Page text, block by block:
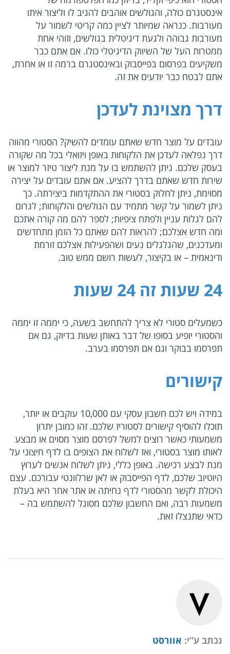
אינסטגרם כולה, והגולשים אוהבים להגיב לו וליצור איתו
מעורבות. כנראה שמיותר לציין כמה קריטי לשמור על
מעורבות גבוהה ולגעת דיגיטלית בגולשים, וזוהי אחת
ממטרות העל של השיווק הדיגיטלי כולו. אם אתם כבר
משקיעים בפרסום בפייסבוק ובאינסטגרם ברמה זו או אחרת,
אתם לבטח כבר יודעים את זה.
דרך מצוינת לעדכן
עובדים על מוצר חדש שאתם עומדים להשיק? הסטורי מהווה
דרך נפלאה לעדכן את הלקוחות באופן ויזואלי בכל מה שקורה
בעסק שלכם. ניתן להשתמש בו על מנת ליצור טיזר למוצר או
שירות חדש שאתם בדרך להציע. אם אתם עובדים על יצירה
מסוימת, ניתן לחלוק בסטורי את ההתקדמות ביצירתה. כך
ניתן לשמור על קשר מתמיד עם הגולשים והלקוחות; לגרום
להם לגלות עניין ולפתח ציפיות; לספר להם מה קורה אתכם
ומה חדש אצלכם; להראות להם שאתם כל הזמן מתחדשים
ומעדכנים, שהגלגלים נעים ושהפעילות אצלכם זורמת
ודינאמית – או בקיצור, לעשות רושם ממש טוב.
24 שעות זה 24 שעות
כשמעלים סטורי לא צריך להתחשב בשעה, כי יממה זו יממה
והסטורי יופיע בסופו של דבר באותן שעות בדיוק, גם אם
תפרסמו בבוקר וגם אם תפרסמו בערב.
קישורים
במידה ויש לכם חשבון עסקי עם 10,000 עוקבים או יותר,
תוכלו להוסיף קישורים לסטוריז שלכם. זהו כמובן יתרון
משמעותי כאשר רוצים למשל לפרסם מוצר מסוים או מבצע
לאותו מוצר בסטורי, ואז לשלוח את הצופים בו לדף חיצוני על
מנת לבצע רכישה. באופן כללי, ניתן לשלוח אנשים לערוץ
היוטיוב שלכם, לדף הפייסבוק או לאן שרלוונטי עבורכם. עצם
היכולת לקשר מהסטורי לדף נחיתה או אתר אחר היא בעלת
משמעות רבה, ואם החשבון שלכם מסוגל להשתמש בה –
כדאי שתנצלו זאת.
נכתב ע”י: אוורסט